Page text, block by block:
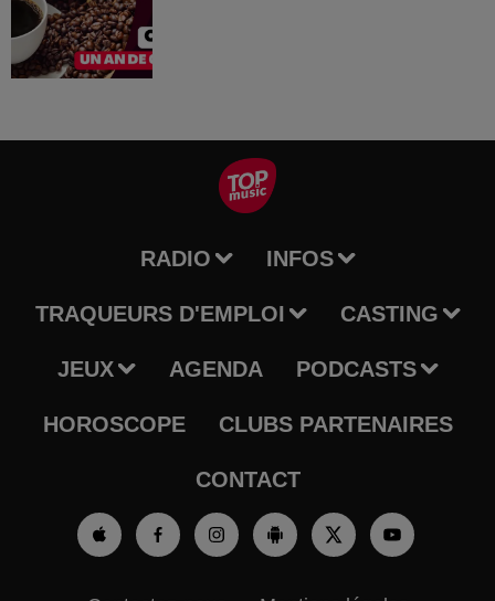
RADIO INFOS
TRAQUEURS D'EMPLOI CASTING
JEUX AGENDA PODCASTS
HOROSCOPE CLUBS PARTENAIRES
CONTACT